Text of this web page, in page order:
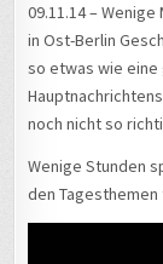
09.11.14 –
in Ost-Berlin
so etwas wie
noch nicht so
Wenige Stunden
den